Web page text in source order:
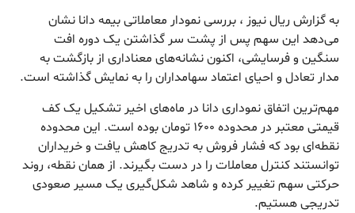
به گزارش ریال نیوز ، بررسی نمودار معاملاتی بیمه دانا نشان
می‌دهد این سهم پس از پشت سر گذاشتن یک دوره افت
سنگین و فرسایشی، اکنون نشانه‌های معناداری از بازگشت به
مدار تعادل و احیای اعتماد سهامداران را به نمایش گذاشته است.
مهم‌ترین اتفاق نموداری دانا در ماه‌های اخیر تشکیل یک کف
قیمتی معتبر در محدوده ۱۶۰۰ تومان بوده است. این محدوده
نقطه‌ای بود که فشار فروش به تدریج کاهش یافت و خریداران
توانستند کنترل معاملات را در دست بگیرند. از همان نقطه، روند
حرکتی سهم تغییر کرده و شاهد شکل‌گیری یک مسیر صعودی
تدریجی هستیم.